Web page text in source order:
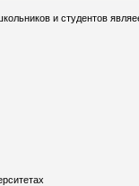
и студентов